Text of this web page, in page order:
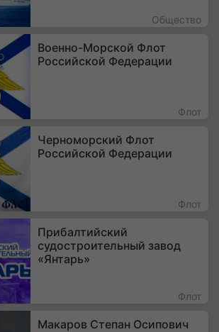
Общество
Военно-Морской Флот
Российской Федерации
Флот
Черноморский Флот
Российской Федерации
Флот
Прибалтийский
судостроительный завод
«Янтарь»
Флот
Макаров Степан Осипович